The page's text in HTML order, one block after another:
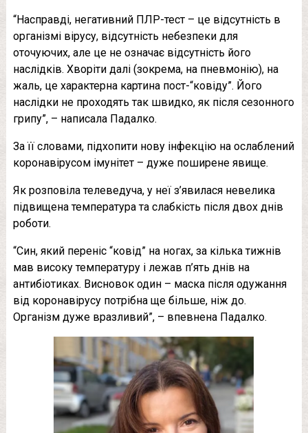
“Насправді, негативний ПЛР-тест – це відсутність в
організмі вірусу, відсутність небезпеки для
оточуючих, але це не означає відсутність його
наслідків. Хворіти далі (зокрема, на пневмонію), на
жаль, це характерна картина пост-“ковіду”. Його
наслідки не проходять так швидко, як після сезонного
грипу”, – написала Падалко.
За її словами, підхопити нову інфекцію на ослаблений
коронавірусом імунітет – дуже поширене явище.
Як розповіла телеведуча, у неї з’явилася невелика
підвищена температура та слабкість після двох днів
роботи.
“Син, який переніс “ковід” на ногах, за кілька тижнів
мав високу температуру і лежав п’ять днів на
антибіотиках. Висновок один – маска після одужання
від коронавірусу потрібна ще більше, ніж до.
Організм дуже вразливий”, – впевнена Падалко.